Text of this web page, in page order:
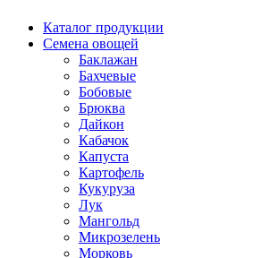
Каталог продукции
Семена овощей
Баклажан
Бахчевые
Бобовые
Брюква
Дайкон
Кабачок
Капуста
Картофель
Кукуруза
Лук
Мангольд
Микрозелень
Морковь